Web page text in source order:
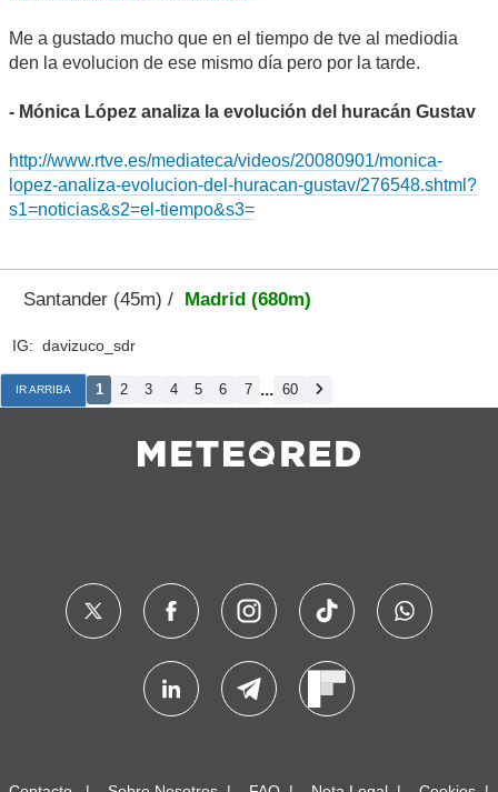
Me a gustado mucho que en el tiempo de tve al mediodia
den la evolucion de ese mismo día pero por la tarde.
- Mónica López analiza la evolución del huracán Gustav
http://www.rtve.es/mediateca/videos/20080901/monica-
lopez-analiza-evolucion-del-huracan-gustav/276548.shtml?
s1=noticias&s2=el-tiempo&s3=
Santander (45m) / Madrid (680m)
IG: davizuco_sdr
IR ARRIBA 1 2 3 4 5 6 7 ... 60